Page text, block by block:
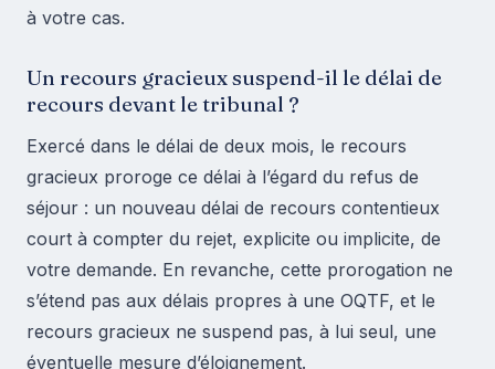
à votre cas.
Un recours gracieux suspend-il le délai de
recours devant le tribunal ?
Exercé dans le délai de deux mois, le recours
gracieux proroge ce délai à l’égard du refus de
séjour : un nouveau délai de recours contentieux
court à compter du rejet, explicite ou implicite, de
votre demande. En revanche, cette prorogation ne
s’étend pas aux délais propres à une OQTF, et le
recours gracieux ne suspend pas, à lui seul, une
éventuelle mesure d’éloignement.